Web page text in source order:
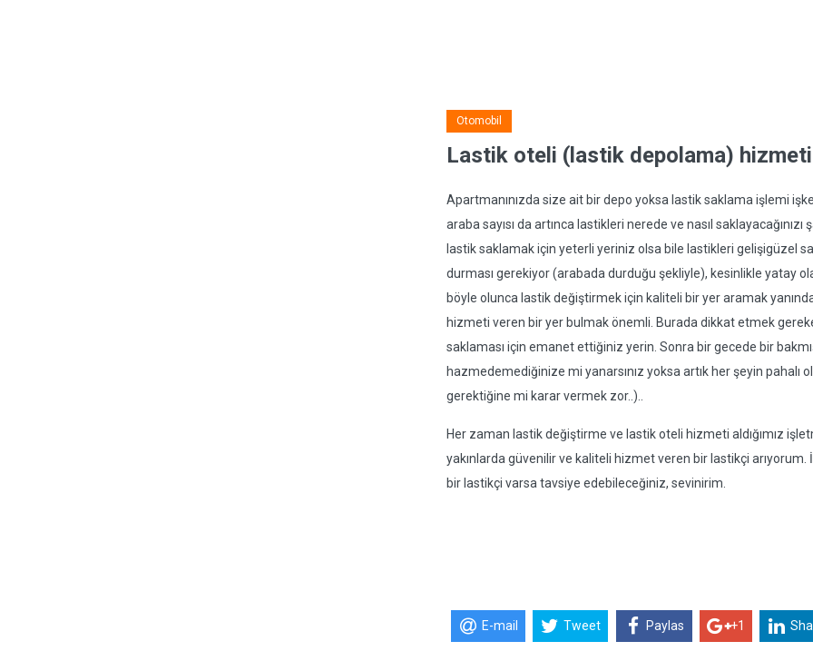
Otomobil
Lastik oteli (lastik depolama)
Apartmanınızda size ait bir depo yoksa lastik saklama işlemi
araba sayısı da artınca lastikleri nerede ve nasıl
lastik saklamak için yeterli yeriniz olsa bile lastikleri gelişigüzel
durması gerekiyor (arabada durduğu şekliyle), kesinlikle yatay
böyle olunca lastik değiştirmek için kaliteli bir yer aramak
hizmeti veren bir yer bulmak önemli. Burada dikkat etmek
saklaması için emanet ettiğiniz yerin. Sonra bir gecede bir
hazmedemediğinize mi yanarsınız yoksa artık her şeyin pahalı
gerektiğine mi karar vermek zor..)..
Her zaman lastik değiştirme ve lastik oteli hizmeti aldığımız
yakınlarda güvenilir ve kaliteli hizmet veren bir lastikçi
bir lastikçi varsa tavsiye edebileceğiniz, sevinirim.
E-mail Tweet Paylas +1